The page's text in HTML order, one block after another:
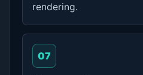
rendering.
07